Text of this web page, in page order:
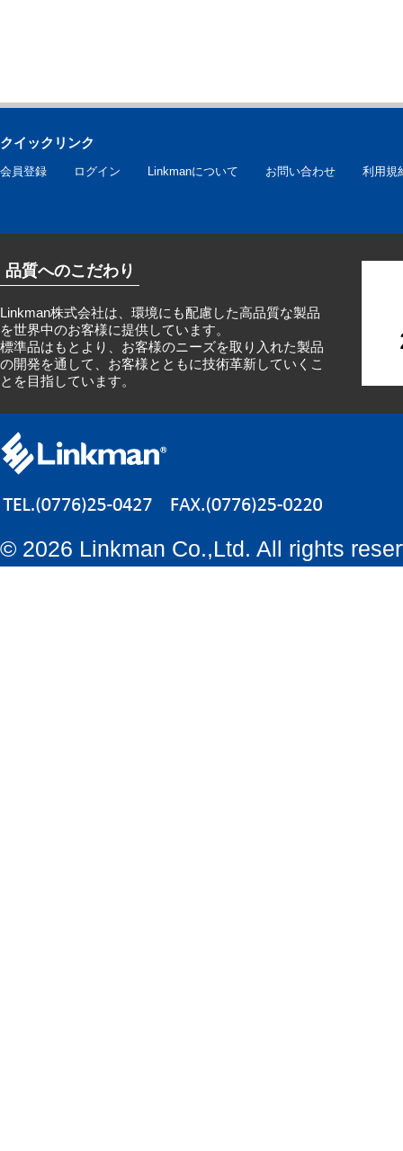
クイックリンク
会員登録 ログイン Linkmanについて お問い合わせ 利用規
品質へのこだわり
Linkman株式会社は、環境にも配慮した高品質な製品
を世界中のお客様に提供しています。
標準品はもとより、お客様のニーズを取り入れた製品
の開発を通して、お客様とともに技術革新していくこ
とを目指しています。
© 2026 Linkman Co.,Ltd. All rights